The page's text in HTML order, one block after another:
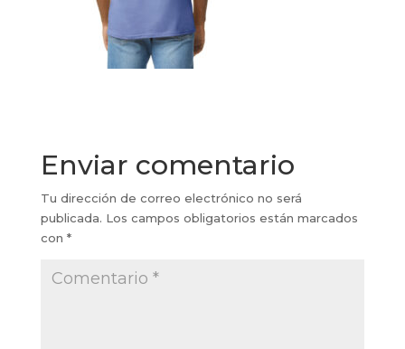
Enviar comentario
Tu dirección de correo electrónico no será
publicada. Los campos obligatorios están marcados
con *